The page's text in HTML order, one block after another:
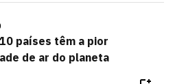
países têm a pior
de ar do planeta